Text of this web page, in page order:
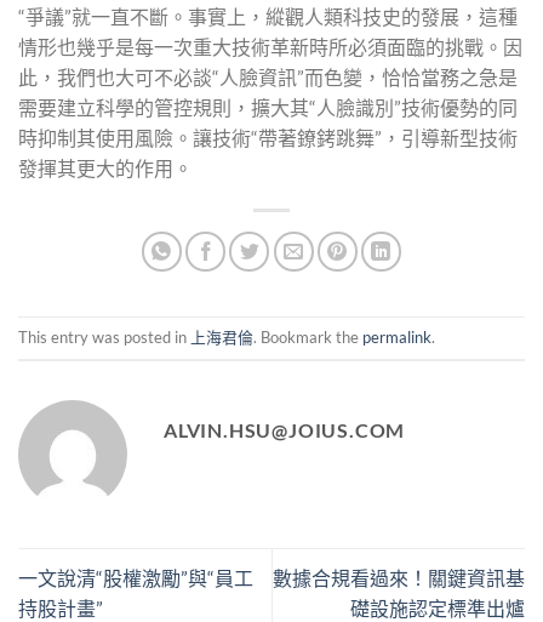
“爭議”就一直不斷。事實上，縱觀人類科技史的發展，這種
情形也幾乎是每一次重大技術革新時所必須面臨的挑戰。因
此，我們也大可不必談“人臉資訊”而色變，恰恰當務之急是
需要建立科學的管控規則，擴大其“人臉識別”技術優勢的同
時抑制其使用風險。讓技術“帶著鐐銬跳舞”，引導新型技術
發揮其更大的作用。
This entry was posted in 上海君倫. Bookmark the permalink.
ALVIN.HSU@JOIUS.COM
一文說清“股權激勵”與“員工
持股計畫”
數據合規看過來！關鍵資訊基
礎設施認定標準出爐